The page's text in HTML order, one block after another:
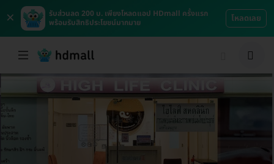
×
รับส่วนลด 200 บ. เพียงโหลดแอป HDmall ครั้งแรก
พร้อมรับสิทธิประโยชน์มากมาย
โหลดเลย